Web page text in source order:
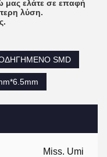
Miss. Umi
μας ελάτε σε επαφή
λύση.
ΟΔΗΓΗΜΕΝΟ SMD